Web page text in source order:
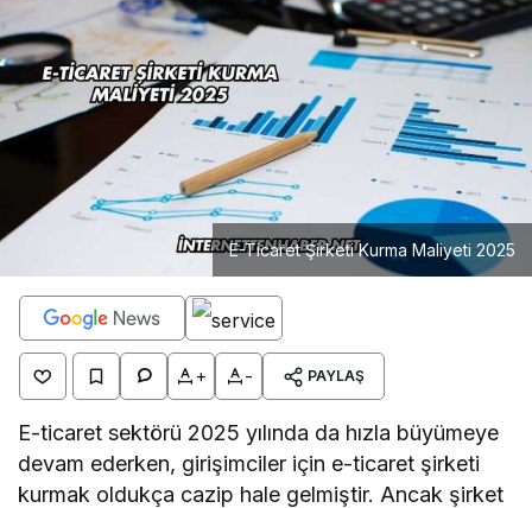
E-Ticaret Şirketi Kurma Maliyeti 2025
+ - PAYLAŞ
E-ticaret sektörü 2025 yılında da hızla büyümeye
devam ederken, girişimciler için e-ticaret şirketi
kurmak oldukça cazip hale gelmiştir. Ancak şirket